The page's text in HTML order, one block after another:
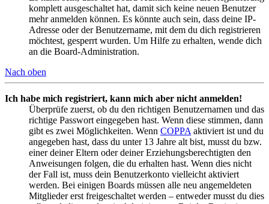
komplett ausgeschaltet hat, damit sich keine neuen Benutzer
mehr anmelden können. Es könnte auch sein, dass deine IP-
Adresse oder der Benutzername, mit dem du dich registrieren
möchtest, gesperrt wurden. Um Hilfe zu erhalten, wende dich
an die Board-Administration.
Nach oben
Ich habe mich registriert, kann mich aber nicht anmelden!
Überprüfe zuerst, ob du den richtigen Benutzernamen und das
richtige Passwort eingegeben hast. Wenn diese stimmen, dann
gibt es zwei Möglichkeiten. Wenn COPPA aktiviert ist und du
angegeben hast, dass du unter 13 Jahre alt bist, musst du bzw.
einer deiner Eltern oder deiner Erziehungsberechtigten den
Anweisungen folgen, die du erhalten hast. Wenn dies nicht
der Fall ist, muss dein Benutzerkonto vielleicht aktiviert
werden. Bei einigen Boards müssen alle neu angemeldeten
Mitglieder erst freigeschaltet werden – entweder musst du dies